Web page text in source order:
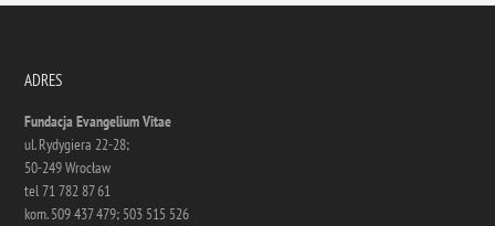
ADRES
Fundacja Evangelium Vitae
ul. Rydygiera 22-28;
50-249 Wrocław
tel 71 782 87 61
kom. 509 437 479; 503 515 526